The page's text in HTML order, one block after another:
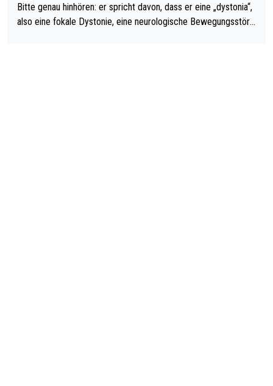
Bitte genau hinhören: er spricht davon, dass er eine „dystonia“,
also eine fokale Dystonie, eine neurologische Bewegungsstöru